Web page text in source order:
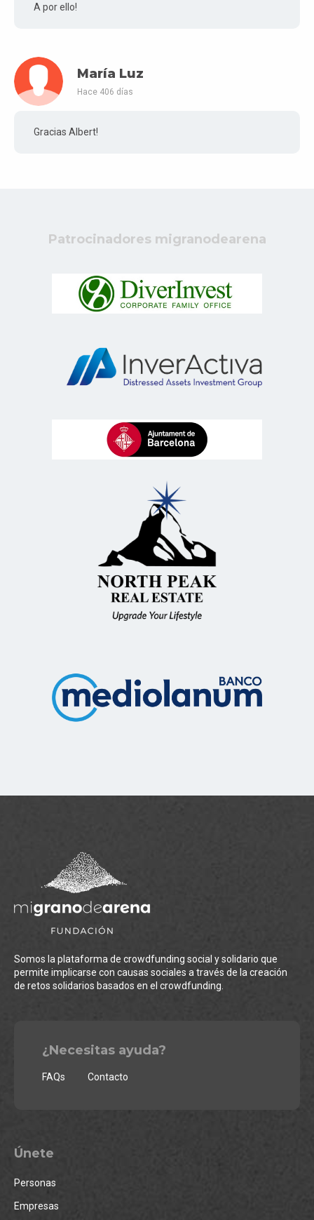
A por ello!
María Luz
Hace 406 días
Gracias Albert!
Patrocinadores migranodearena
Somos la plataforma de crowdfunding social y solidario que
permite implicarse con causas sociales a través de la creación
de retos solidarios basados en el crowdfunding.
¿Necesitas ayuda?
FAQs Contacto
Únete
Personas
Empresas